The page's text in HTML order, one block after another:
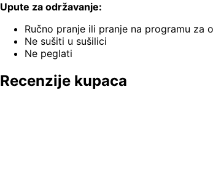
Upute za održavanje:
Ručno pranje ili pranje na programu za
Ne sušiti u sušilici
Ne peglati
Recenzije kupaca